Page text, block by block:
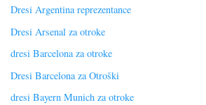
Dresi Argentina reprezentance
Dresi Arsenal za otroke
dresi Barcelona za otroke
Dresi Barcelona za Otroški
dresi Bayern Munich za otroke